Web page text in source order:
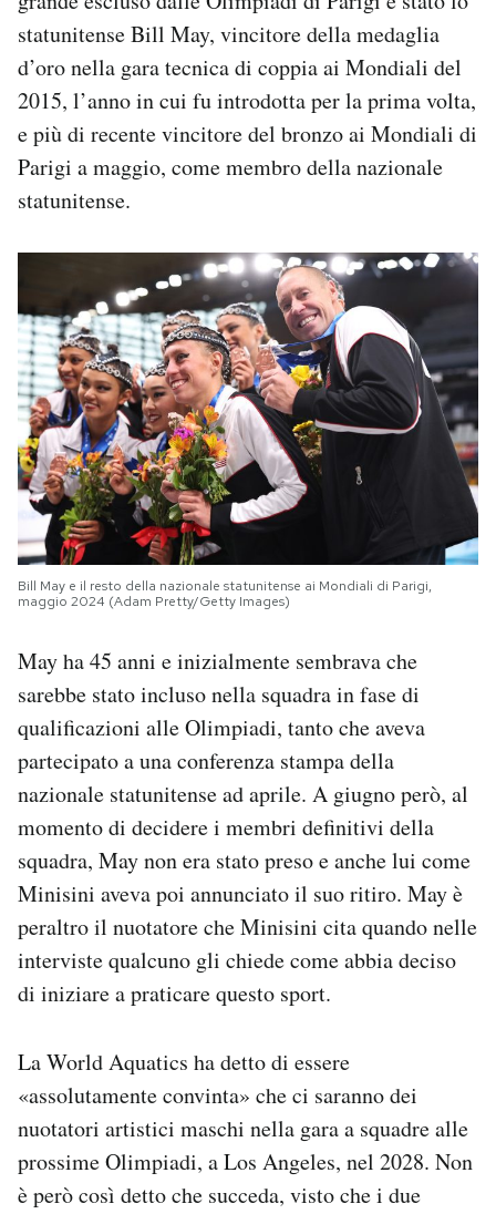
statunitense Bill May, vincitore della medaglia
d’oro nella gara tecnica di coppia ai Mondiali del
2015, l’anno in cui fu introdotta per la prima volta,
e più di recente vincitore del bronzo ai Mondiali di
Parigi a maggio, come membro della nazionale
statunitense.
Bill May e il resto della nazionale statunitense ai Mondiali di Parigi,
maggio 2024 (Adam Pretty/Getty Images)
May ha 45 anni e inizialmente sembrava che
sarebbe stato incluso nella squadra in fase di
qualificazioni alle Olimpiadi, tanto che aveva
partecipato a una conferenza stampa della
nazionale statunitense ad aprile. A giugno però, al
momento di decidere i membri definitivi della
squadra, May non era stato preso e anche lui come
Minisini aveva poi annunciato il suo ritiro. May è
peraltro il nuotatore che Minisini cita quando nelle
interviste qualcuno gli chiede come abbia deciso
di iniziare a praticare questo sport.
La World Aquatics ha detto di essere
«assolutamente convinta» che ci saranno dei
nuotatori artistici maschi nella gara a squadre alle
prossime Olimpiadi, a Los Angeles, nel 2028. Non
è però così detto che succeda, visto che i due